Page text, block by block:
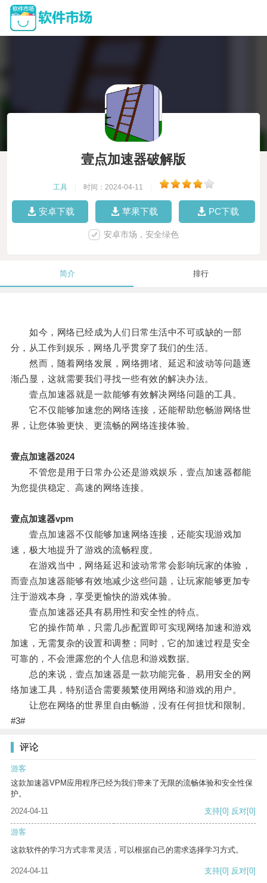
壹点加速器破解版
工具 时间：2024-04-11
安卓下载 苹果下载 PC下载
安卓市场，安全绿色
简介 排行
如今，网络已经成为人们日常生活中不可或缺的一部
分，从工作到娱乐，网络几乎贯穿了我们的生活。
然而，随着网络发展，网络拥堵、延迟和波动等问题逐
渐凸显，这就需要我们寻找一些有效的解决办法。
壹点加速器就是一款能够有效解决网络问题的工具。
它不仅能够加速您的网络连接，还能帮助您畅游网络世
界，让您体验更快、更流畅的网络连接体验。
壹点加速器2024
不管您是用于日常办公还是游戏娱乐，壹点加速器都能
为您提供稳定、高速的网络连接。
壹点加速器vpm
壹点加速器不仅能够加速网络连接，还能实现游戏加
速，极大地提升了游戏的流畅程度。
在游戏当中，网络延迟和波动常常会影响玩家的体验，
而壹点加速器能够有效地减少这些问题，让玩家能够更加专
注于游戏本身，享受更愉快的游戏体验。
壹点加速器还具有易用性和安全性的特点。
它的操作简单，只需几步配置即可实现网络加速和游戏
加速，无需复杂的设置和调整；同时，它的加速过程是安全
可靠的，不会泄露您的个人信息和游戏数据。
总的来说，壹点加速器是一款功能完备、易用安全的网
络加速工具，特别适合需要频繁使用网络和游戏的用户。
让您在网络的世界里自由畅游，没有任何担忧和限制。
#3#
评论
游客
这款加速器VPM应用程序已经为我们带来了无限的流畅体验和安全性保
护。
2024-04-11
支持[0] 反对[0]
游客
这款软件的学习方式非常灵活，可以根据自己的需求选择学习方式。
2024-04-11 支持[0] 反对[0]